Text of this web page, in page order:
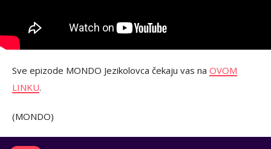
Sve epizode MONDO Jezikolovca čekaju vas na OVOM
LINKU.
(MONDO)